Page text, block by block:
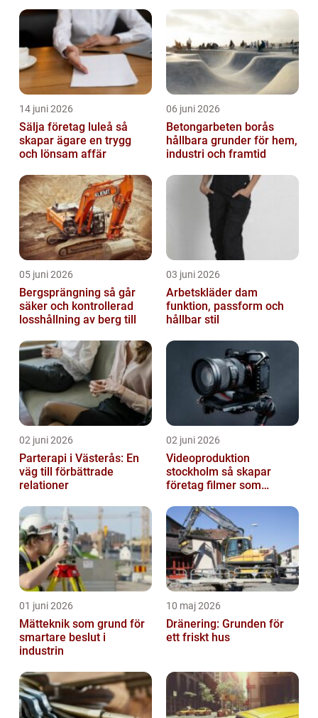
14 juni 2026
Sälja företag luleå så
skapar ägare en trygg
och lönsam affär
06 juni 2026
Betongarbeten borås
hållbara grunder för hem,
industri och framtid
05 juni 2026
Bergsprängning så går
säker och kontrollerad
losshållning av berg till
03 juni 2026
Arbetskläder dam
funktion, passform och
hållbar stil
02 juni 2026
Parterapi i Västerås: En
väg till förbättrade
relationer
02 juni 2026
Videoproduktion
stockholm så skapar
företag filmer som
01 juni 2026
Mätteknik som grund för
smartare beslut i
industrin
10 maj 2026
Dränering: Grunden för
ett friskt hus